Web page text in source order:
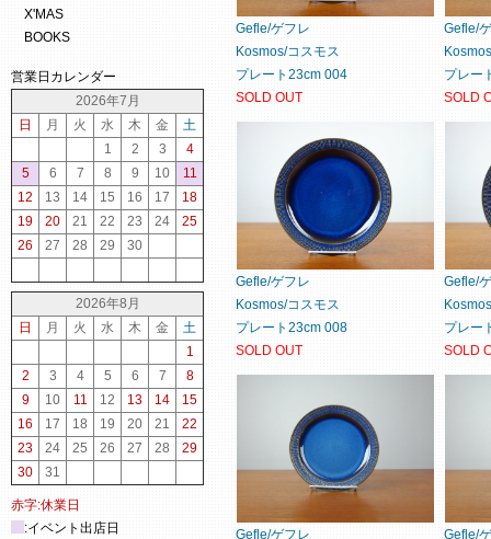
Gefle/ゲフレ
Kosmos/コスモス
プレート23cm 004
SOLD OUT
Gefle/
プレー
SOLD
Gefle/ゲフレ
Kosmos/コスモス
プレート23cm 008
SOLD OUT
Gefle/
プレー
SOLD
Gefle/ゲフレ Gefle/
X'MAS
BOOKS
営業日カレンダー
2026年7月
日
月 火 水 木 金
土
1
2 3
4
5
6 7 8 9 10
11
12
13 14 15 16 17
18
19
20 21 22 23 24
25
26
27 28 29 30
2026年8月
日
月 火 水 木 金
土
1
2
3 4 5 6 7
8
9
10 11 12 13 14
15
16
17 18 19 20 21
22
23
24 25 26 27 28
29
30
31
赤字:休業日
:イベント出店日